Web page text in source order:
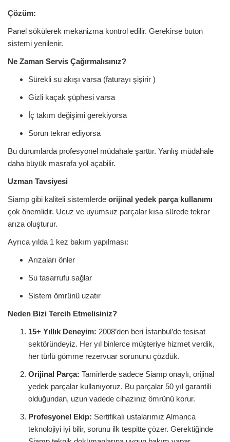
Çözüm:
Panel sökülerek mekanizma kontrol edilir. Gerekirse buton
sistemi yenilenir.
Ne Zaman Servis Çağırmalısınız?
Sürekli su akışı varsa (faturayı şişirir )
Gizli kaçak şüphesi varsa
İç takım değişimi gerekiyorsa
Sorun tekrar ediyorsa
Bu durumlarda profesyonel müdahale şarttır. Yanlış müdahale
daha büyük masrafa yol açabilir.
Uzman Tavsiyesi
Siamp gibi kaliteli sistemlerde orijinal yedek parça kullanımı
çok önemlidir. Ucuz ve uyumsuz parçalar kısa sürede tekrar
arıza oluşturur.
Ayrıca yılda 1 kez bakım yapılması:
Arızaları önler
Su tasarrufu sağlar
Sistem ömrünü uzatır
Neden Bizi Tercih Etmelisiniz?
15+ Yıllık Deneyim: 2008’den beri İstanbul’de tesisat
sektöründeyiz. Her yıl binlerce müşteriye hizmet verdik,
her türlü gömme rezervuar sorununu çözdük.
Orijinal Parça: Tamirlerde sadece Siamp onaylı, orijinal
yedek parçalar kullanıyoruz. Bu parçalar 50 yıl garantili
olduğundan, uzun vadede cihazınız ömrünü korur.
Profesyonel Ekip: Sertifikalı ustalarımız Almanca
teknolojiyi iyi bilir, sorunu ilk tespitte çözer. Gerektiğinde